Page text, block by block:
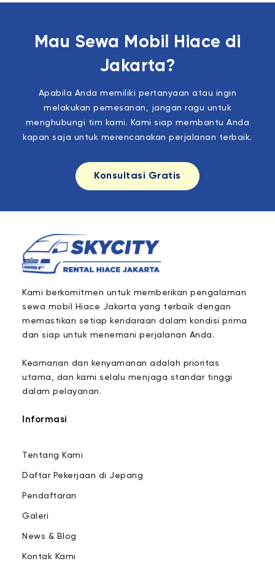
Mau Sewa Mobil Hiace di
Jakarta?
Apabila Anda memiliki pertanyaan atau ingin
melakukan pemesanan, jangan ragu untuk
menghubungi tim kami. Kami siap membantu Anda
kapan saja untuk merencanakan perjalanan terbaik.
Konsultasi Gratis
Kami berkomitmen untuk memberikan pengalaman
sewa mobil Hiace Jakarta yang terbaik dengan
memastikan setiap kendaraan dalam kondisi prima
dan siap untuk menemani perjalanan Anda.
Keamanan dan kenyamanan adalah prioritas
utama, dan kami selalu menjaga standar tinggi
dalam pelayanan.
Informasi
Tentang Kami
Daftar Pekerjaan di Jepang
Pendaftaran
Galeri
News & Blog
Kontak Kami